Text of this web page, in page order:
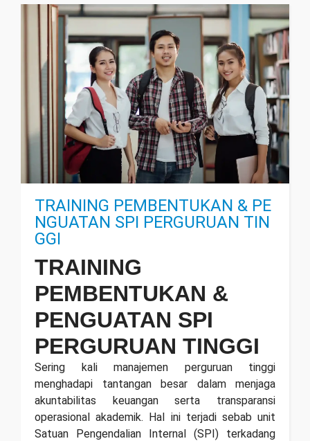
TRAINING PEMBENTUKAN & PE
NGUATAN SPI PERGURUAN TIN
GGI
TRAINING
PEMBENTUKAN &
PENGUATAN SPI
PERGURUAN TINGGI
Sering kali manajemen perguruan tinggi
menghadapi tantangan besar dalam menjaga
akuntabilitas keuangan serta transparansi
operasional akademik. Hal ini terjadi sebab unit
Satuan Pengendalian Internal (SPI) terkadang